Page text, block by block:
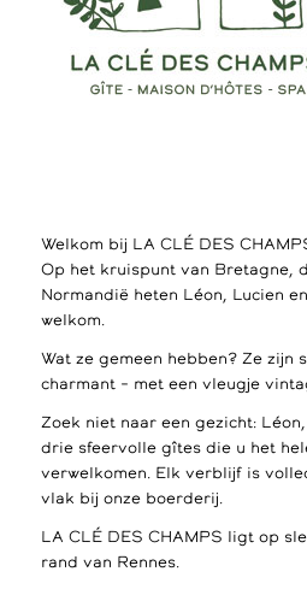
Welkom bij LA CLÉ DES
Op het kruispunt van Bretagne,
Normandië heten Léon, Lucien
welkom.
Wat ze gemeen hebben? Ze zijn
charmant – met een vleugje
Zoek niet naar een gezicht:
drie sfeervolle gîtes die u het
verwelkomen. Elk verblijf is
vlak bij onze boerderij.
LA CLÉ DES CHAMPS ligt op
rand van Rennes.